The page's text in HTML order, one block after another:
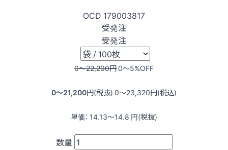
OCD 179003817
受発注
受発注
0〜22,200円0〜5%OFF
0〜21,200円(税抜) 0〜23,320円(税込)
単価： 14.13〜14.8 円(税抜)
数量